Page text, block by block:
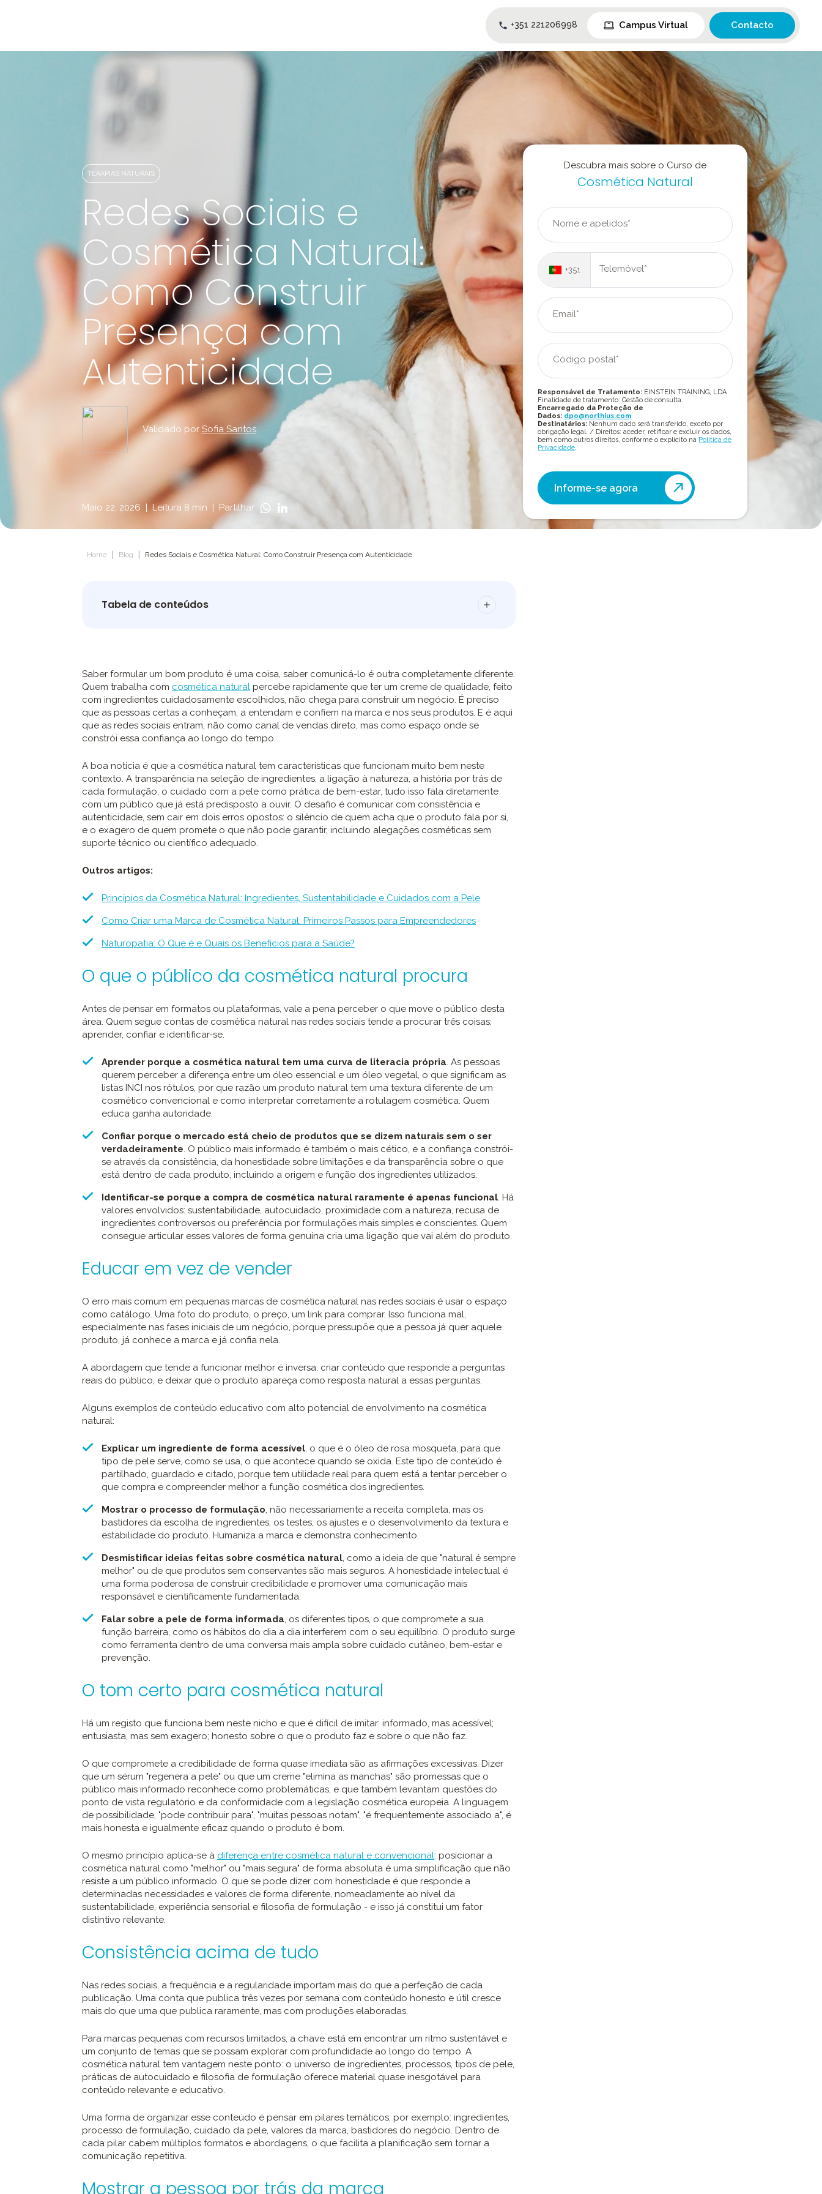
+351 221206998 Campus Virtual Contacto
TERAPIAS NATURAIS
Redes Sociais e
Cosmética Natural:
Como Construir
Presença com
Autenticidade
Validado por Sofia Santos
Maio 22, 2026 | Leitura 8 min | Partilhar
Descubra mais sobre o Curso de
Cosmética Natural
Nome e apelidos*
+351 Telemóvel*
Email*
Código postal*
Responsável de Tratamento: EINSTEIN TRAINING, LDA
Finalidade de tratamento: Gestão de consulta.
Encarregado da Proteção de
Dados: dpo@northius.com
Destinatários: Nenhum dado será transferido, exceto por
obrigação legal. / Direitos: aceder, retificar e excluir os dados,
bem como outros direitos, conforme o explicito na Política de
Privacidade.
Informe-se agora
Home | Blog | Redes Sociais e Cosmética Natural: Como Construir Presença com Autenticidade
Tabela de conteúdos
Saber formular um bom produto é uma coisa, saber comunicá-lo é outra completamente diferente.
Quem trabalha com cosmética natural percebe rapidamente que ter um creme de qualidade, feito
com ingredientes cuidadosamente escolhidos, não chega para construir um negócio. É preciso
que as pessoas certas a conheçam, a entendam e confiem na marca e nos seus produtos. E é aqui
que as redes sociais entram, não como canal de vendas direto, mas como espaço onde se
constrói essa confiança ao longo do tempo.
A boa notícia é que a cosmética natural tem características que funcionam muito bem neste
contexto. A transparência na seleção de ingredientes, a ligação à natureza, a história por trás de
cada formulação, o cuidado com a pele como prática de bem-estar, tudo isso fala diretamente
com um público que já está predisposto a ouvir. O desafio é comunicar com consistência e
autenticidade, sem cair em dois erros opostos: o silêncio de quem acha que o produto fala por si,
e o exagero de quem promete o que não pode garantir, incluindo alegações cosméticas sem
suporte técnico ou científico adequado.
Outros artigos:
Princípios da Cosmética Natural: Ingredientes, Sustentabilidade e Cuidados com a Pele
Como Criar uma Marca de Cosmética Natural: Primeiros Passos para Empreendedores
Naturopatia: O Que é e Quais os Benefícios para a Saúde?
O que o público da cosmética natural procura
Antes de pensar em formatos ou plataformas, vale a pena perceber o que move o público desta
área. Quem segue contas de cosmética natural nas redes sociais tende a procurar três coisas:
aprender, confiar e identificar-se.
Aprender porque a cosmética natural tem uma curva de literacia própria. As pessoas
querem perceber a diferença entre um óleo essencial e um óleo vegetal, o que significam as
listas INCI nos rótulos, por que razão um produto natural tem uma textura diferente de um
cosmético convencional e como interpretar corretamente a rotulagem cosmética. Quem
educa ganha autoridade.
Confiar porque o mercado está cheio de produtos que se dizem naturais sem o ser
verdadeiramente. O público mais informado é também o mais cético, e a confiança constrói-
se através da consistência, da honestidade sobre limitações e da transparência sobre o que
está dentro de cada produto, incluindo a origem e função dos ingredientes utilizados.
Identificar-se porque a compra de cosmética natural raramente é apenas funcional. Há
valores envolvidos: sustentabilidade, autocuidado, proximidade com a natureza, recusa de
ingredientes controversos ou preferência por formulações mais simples e conscientes. Quem
consegue articular esses valores de forma genuína cria uma ligação que vai além do produto.
Educar em vez de vender
O erro mais comum em pequenas marcas de cosmética natural nas redes sociais é usar o espaço
como catálogo. Uma foto do produto, o preço, um link para comprar. Isso funciona mal,
especialmente nas fases iniciais de um negócio, porque pressupõe que a pessoa já quer aquele
produto, já conhece a marca e já confia nela.
A abordagem que tende a funcionar melhor é inversa: criar conteúdo que responde a perguntas
reais do público, e deixar que o produto apareça como resposta natural a essas perguntas.
Alguns exemplos de conteúdo educativo com alto potencial de envolvimento na cosmética
natural:
Explicar um ingrediente de forma acessível, o que é o óleo de rosa mosqueta, para que
tipo de pele serve, como se usa, o que acontece quando se oxida. Este tipo de conteúdo é
partilhado, guardado e citado, porque tem utilidade real para quem está a tentar perceber o
que compra e compreender melhor a função cosmética dos ingredientes.
Mostrar o processo de formulação, não necessariamente a receita completa, mas os
bastidores da escolha de ingredientes, os testes, os ajustes e o desenvolvimento da textura e
estabilidade do produto. Humaniza a marca e demonstra conhecimento.
Desmistificar ideias feitas sobre cosmética natural, como a ideia de que "natural é sempre
melhor" ou de que produtos sem conservantes são mais seguros. A honestidade intelectual é
uma forma poderosa de construir credibilidade e promover uma comunicação mais
responsável e cientificamente fundamentada.
Falar sobre a pele de forma informada, os diferentes tipos, o que compromete a sua
função barreira, como os hábitos do dia a dia interferem com o seu equilíbrio. O produto surge
como ferramenta dentro de uma conversa mais ampla sobre cuidado cutâneo, bem-estar e
prevenção.
O tom certo para cosmética natural
Há um registo que funciona bem neste nicho e que é difícil de imitar: informado, mas acessível;
entusiasta, mas sem exagero; honesto sobre o que o produto faz e sobre o que não faz.
O que compromete a credibilidade de forma quase imediata são as afirmações excessivas. Dizer
que um sérum "regenera a pele" ou que um creme "elimina as manchas" são promessas que o
público mais informado reconhece como problemáticas, e que também levantam questões do
ponto de vista regulatório e da conformidade com a legislação cosmética europeia. A linguagem
de possibilidade, "pode contribuir para", "muitas pessoas notam", "é frequentemente associado a", é
mais honesta e igualmente eficaz quando o produto é bom.
O mesmo princípio aplica-se à diferença entre cosmética natural e convencional: posicionar a
cosmética natural como "melhor" ou "mais segura" de forma absoluta é uma simplificação que não
resiste a um público informado. O que se pode dizer com honestidade é que responde a
determinadas necessidades e valores de forma diferente, nomeadamente ao nível da
sustentabilidade, experiência sensorial e filosofia de formulação - e isso já constitui um fator
distintivo relevante.
Consistência acima de tudo
Nas redes sociais, a frequência e a regularidade importam mais do que a perfeição de cada
publicação. Uma conta que publica três vezes por semana com conteúdo honesto e útil cresce
mais do que uma que publica raramente, mas com produções elaboradas.
Para marcas pequenas com recursos limitados, a chave está em encontrar um ritmo sustentável e
um conjunto de temas que se possam explorar com profundidade ao longo do tempo. A
cosmética natural tem vantagem neste ponto: o universo de ingredientes, processos, tipos de pele,
práticas de autocuidado e filosofia de formulação oferece material quase inesgotável para
conteúdo relevante e educativo.
Uma forma de organizar esse conteúdo é pensar em pilares temáticos, por exemplo: ingredientes,
processo de formulação, cuidado da pele, valores da marca, bastidores do negócio. Dentro de
cada pilar cabem múltiplos formatos e abordagens, o que facilita a planificação sem tornar a
comunicação repetitiva.
Mostrar a pessoa por trás da marca